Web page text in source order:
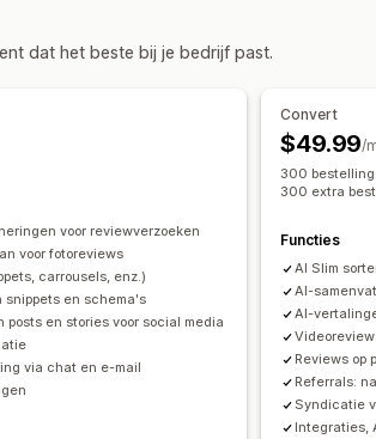
recensies
recensies
Pop-ups
Referrals
Migratie van recensies
Automatiseringen
dat het beste bij je bedrijf past.
voor reviewverzoeken
voor fotoreviews
carrousels, enz.)
snippets en schema's
posts en stories voor social media
via chat en e-mail
Convert
$49.99/
300
300 extra
Functies
AI Slim
AI-
AI-
Reviews op
Referrals:
Syndicatie
Integraties,